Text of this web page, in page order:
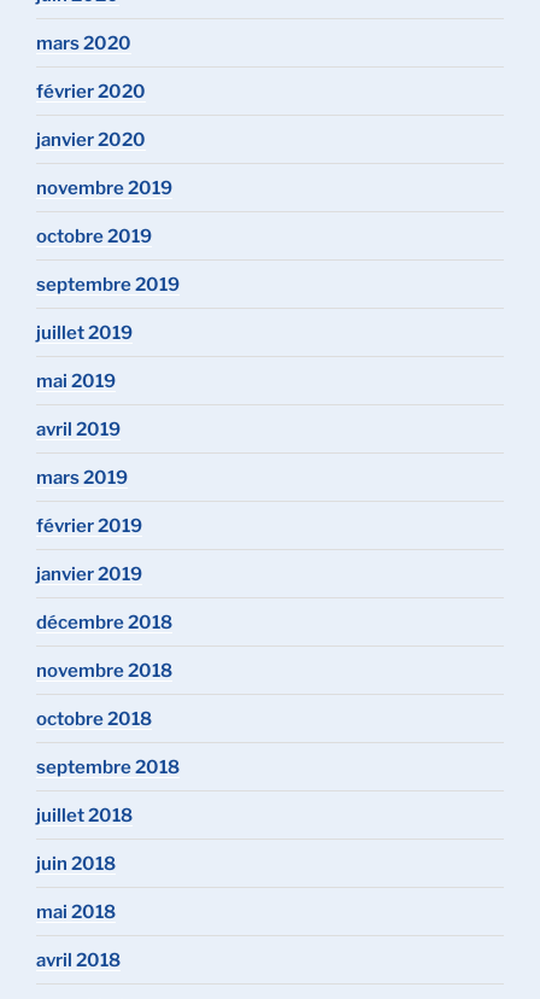
mars 2020
février 2020
janvier 2020
novembre 2019
octobre 2019
septembre 2019
juillet 2019
mai 2019
avril 2019
mars 2019
février 2019
janvier 2019
décembre 2018
novembre 2018
octobre 2018
septembre 2018
juillet 2018
juin 2018
mai 2018
avril 2018